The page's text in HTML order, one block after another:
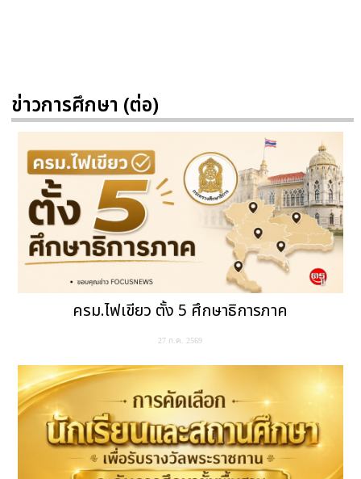
ข่าวการศึกษา (ต่อ)
ครม.ไฟเขียว ตั้ง 5 ศึกษาธิการภาค
27 ก.ค. 2569